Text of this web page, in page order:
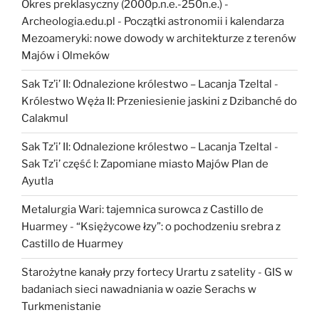
Okres preklasyczny (2000p.n.e.-250n.e.) -
Archeologia.edu.pl - Początki astronomii i kalendarza
Mezoameryki: nowe dowody w architekturze z terenów
Majów i Olmeków
Sak Tz’i’ II: Odnalezione królestwo – Lacanja Tzeltal -
Królestwo Węża II: Przeniesienie jaskini z Dzibanché do
Calakmul
Sak Tz’i’ II: Odnalezione królestwo – Lacanja Tzeltal -
Sak Tz’i’ część I: Zapomiane miasto Majów Plan de
Ayutla
Metalurgia Wari: tajemnica surowca z Castillo de
Huarmey - “Księżycowe łzy”: o pochodzeniu srebra z
Castillo de Huarmey
Starożytne kanały przy fortecy Urartu z satelity - GIS w
badaniach sieci nawadniania w oazie Serachs w
Turkmenistanie